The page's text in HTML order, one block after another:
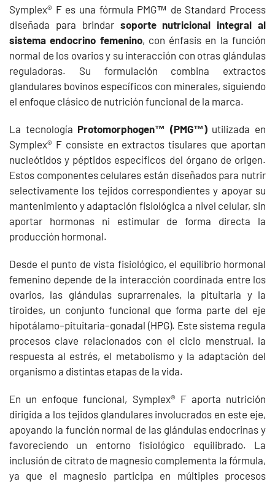
Symplex® F es una fórmula PMG™ de Standard Process
diseñada para brindar soporte nutricional integral al
sistema endocrino femenino, con énfasis en la función
normal de los ovarios y su interacción con otras glándulas
reguladoras. Su formulación combina extractos
glandulares bovinos específicos con minerales, siguiendo
el enfoque clásico de nutrición funcional de la marca.
La tecnología Protomorphogen™ (PMG™)utilizada en
Symplex® F consiste en extractos tisulares que aportan
nucleótidos y péptidos específicos del órgano de origen.
Estos componentes celulares están diseñados para nutrir
selectivamente los tejidos correspondientes y apoyar su
mantenimiento y adaptación fisiológica a nivel celular, sin
aportar hormonas ni estimular de forma directa la
producción hormonal.
Desde el punto de vista fisiológico, el equilibrio hormonal
femenino depende de la interacción coordinada entre los
ovarios, las glándulas suprarrenales, la pituitaria y la
tiroides, un conjunto funcional que forma parte del eje
hipotálamo–pituitaria–gonadal (HPG). Este sistema regula
procesos clave relacionados con el ciclo menstrual, la
respuesta al estrés, el metabolismo y la adaptación del
organismo a distintas etapas de la vida.
En un enfoque funcional, Symplex® F aporta nutrición
dirigida a los tejidos glandulares involucrados en este eje,
apoyando la función normal de las glándulas endocrinas y
favoreciendo un entorno fisiológico equilibrado. La
inclusión de citrato de magnesio complementa la fórmula,
ya que el magnesio participa en múltiples procesos